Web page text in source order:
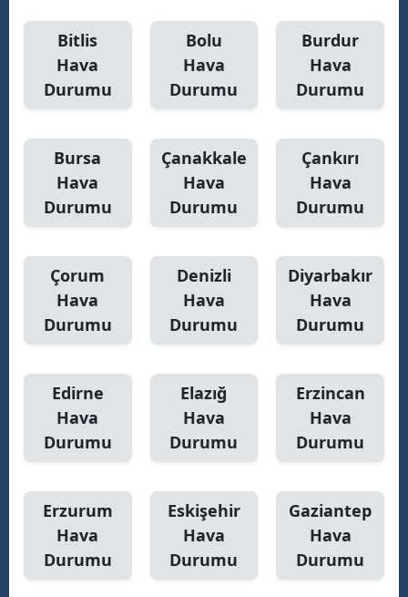
Bitlis
Hava
Durumu
Bolu
Hava
Durumu
Burdur
Hava
Durumu
Bursa
Hava
Durumu
Çanakkale
Hava
Durumu
Çankırı
Hava
Durumu
Çorum
Hava
Durumu
Denizli
Hava
Durumu
Diyarbakır
Hava
Durumu
Edirne
Hava
Durumu
Elazığ
Hava
Durumu
Erzincan
Hava
Durumu
Erzurum
Hava
Durumu
Eskişehir
Hava
Durumu
Gaziantep
Hava
Durumu